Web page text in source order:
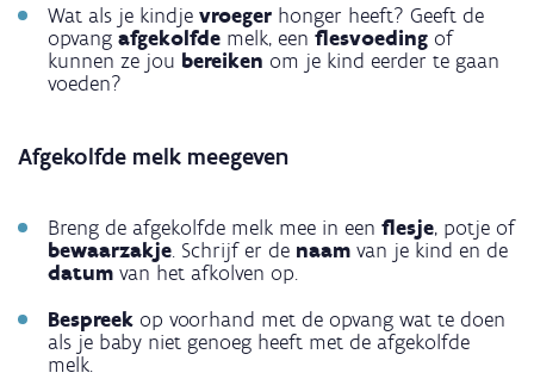
Wat als je kindje vroeger honger heeft? Geeft de
opvang afgekolfde melk, een flesvoeding of
kunnen ze jou bereiken om je kind eerder te gaan
voeden?
Afgekolfde melk meegeven
Breng de afgekolfde melk mee in een flesje, potje of
bewaarzakje. Schrijf er de naam van je kind en de
datum van het afkolven op.
Bespreek op voorhand met de opvang wat te doen
als je baby niet genoeg heeft met de afgekolfde
melk.